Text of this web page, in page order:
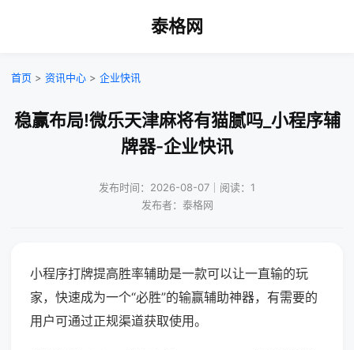
泰格网
首页 > 资讯中心 > 企业快讯
稳赢布局!微乐天津麻将有猫腻吗_小程序辅
牌器-企业快讯
发布时间：2026-08-07｜阅读：1
发布者：泰格网
小程序打牌提高胜率辅助是一款可以让一直输的玩
家，快速成为一个“必胜”的输赢辅助神器，有需要的
用户可通过正规渠道获取使用。